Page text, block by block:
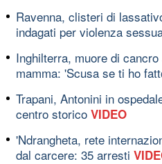
Ravenna, clisteri di
indagati per violenza
Inghilterra, muore di
mamma: 'Scusa se ti ho
Trapani, Antonini in
centro storico VIDEO
'Ndrangheta, rete
dal carcere: 35 arresti